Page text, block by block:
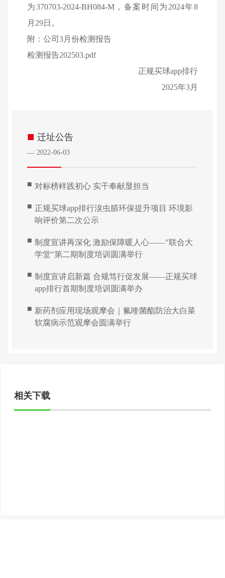
为370703-2024-BH084-M，备案时间为 2024年8
月 29日。
附：公司3月份检测报告
检测报告202503.pdf
正规买球app排行
2025年3月
■ 迁址公告
— 2022-06-03
■ 对标榜样践初心 实干奉献显担当
■ 正规买球app排行溴虫腈环保提升项目 环境影
响评价第二次公示
■ 制度宣讲再深化 激励保障暖人心——"联合大
学堂"第二期制度培训圆满举行
■ 制度宣讲启新篇 合规笃行促发展——正规买球
app排行首期制度培训圆满举办
■ 新药剂应用现场观摩会｜氟喹菌酯防治大白菜
软腐病示范观摩会圆满举行
相关下载